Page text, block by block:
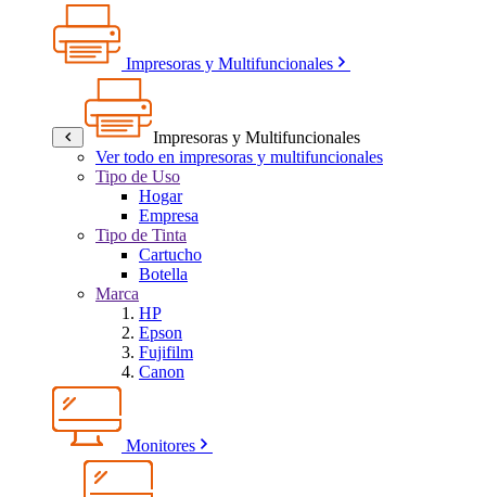
Impresoras y Multifuncionales
Impresoras y Multifuncionales
Ver todo en impresoras y multifuncionales
Tipo de Uso
Hogar
Empresa
Tipo de Tinta
Cartucho
Botella
Marca
HP
Epson
Fujifilm
Canon
Monitores